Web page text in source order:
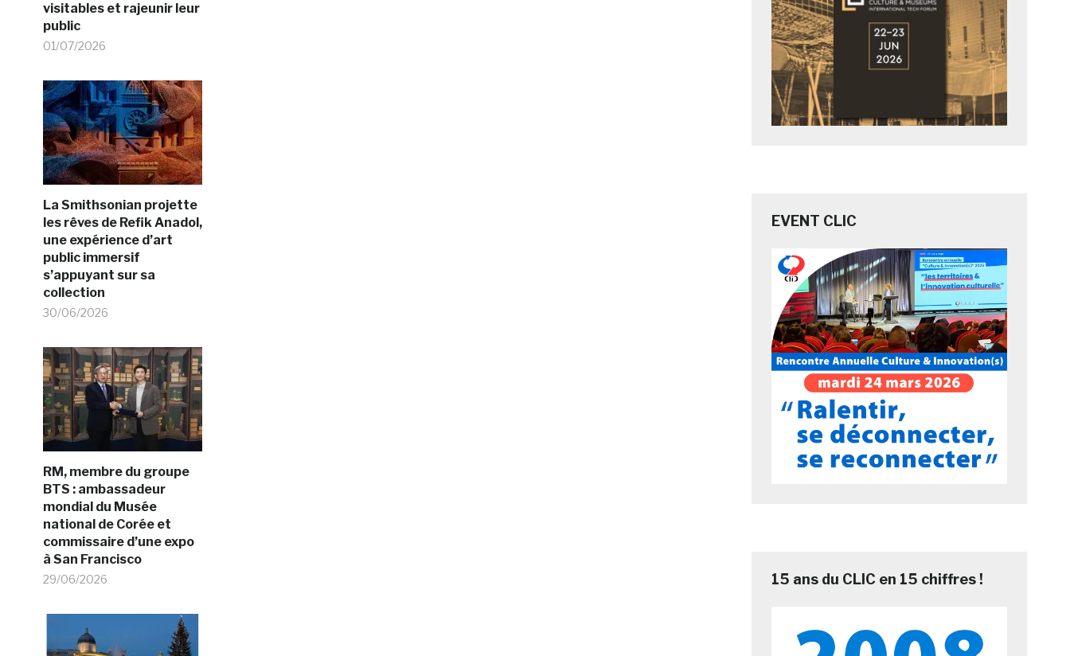
visitables et rajeunir leur
public
01/07/2026
La Smithsonian projette
les rêves de Refik Anadol,
une expérience d’art
public immersif
s’appuyant sur sa
collection
30/06/2026
RM, membre du groupe
BTS : ambassadeur
mondial du Musée
national de Corée et
commissaire d’une expo
à San Francisco
29/06/2026
EVENT CLIC
15 ans du CLIC en 15 chiffres !